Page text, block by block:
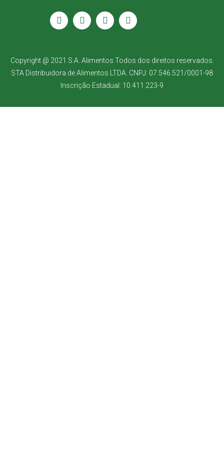
Copyright @ 2021 S.A. Alimentos Todos dos direitos reservados.
STA Distribuidora de Alimentos LTDA. CNPJ: 07.546.521/0001-98
Inscrição Estadual: 10.411.223-9